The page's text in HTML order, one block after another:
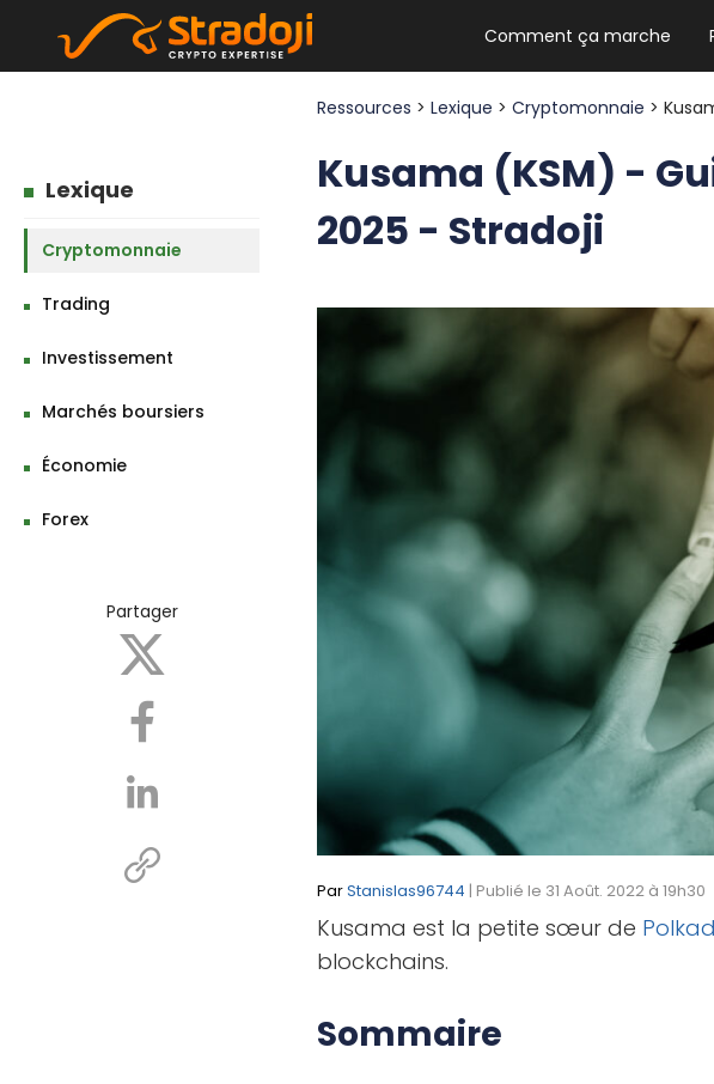
Comment ça marche
Lexique
Cryptomonnaie
Trading
Investissement
Marchés boursiers
Économie
Forex
Partager
Ressources >Lexique >Cryptomonnaie >
Kusama (KSM) -
2025 - Stradoji
ParStanislas96744 | Publié le 31 Août. 2022 à 19h30
Kusama est la petite sœur de
blockchains.
Sommaire